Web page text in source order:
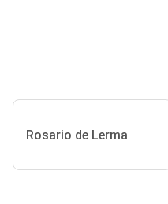
Rosario de Lerma